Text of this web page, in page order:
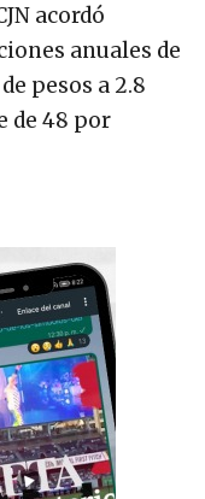
acordó
anuales de
pesos a 2.8
de 48 por